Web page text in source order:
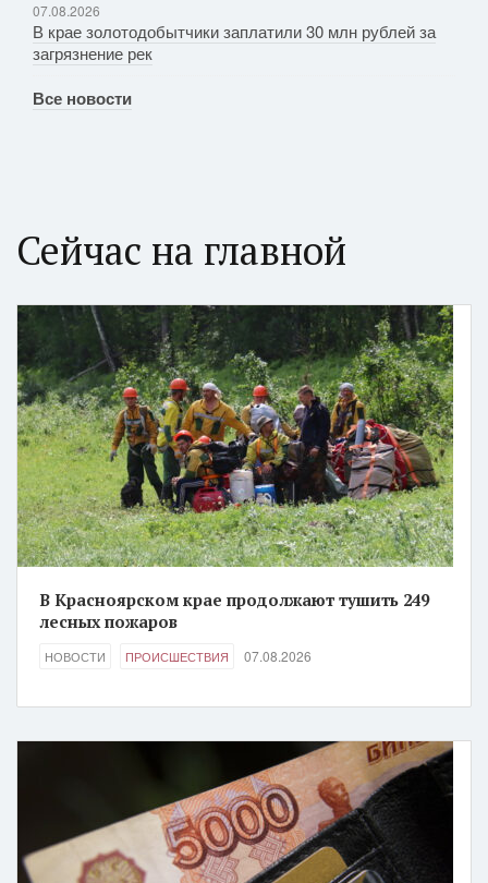
07.08.2026
В крае золотодобытчики заплатили 30 млн рублей за
загрязнение рек
Все новости
Сейчас на главной
В Красноярском крае продолжают тушить 249
лесных пожаров
НОВОСТИ ПРОИСШЕСТВИЯ 07.08.2026